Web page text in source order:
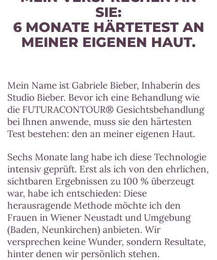
SIE:
6 MONATE HÄRTETEST AN
MEINER EIGENEN HAUT.
Mein Name ist Gabriele Bieber, Inhaberin des
Studio Bieber. Bevor ich eine Behandlung wie
die FUTURACONTOUR® Gesichtsbehandlung
bei Ihnen anwende, muss sie den härtesten
Test bestehen: den an meiner eigenen Haut.
Sechs Monate lang habe ich diese Technologie
intensiv geprüft. Erst als ich von den ehrlichen,
sichtbaren Ergebnissen zu 100 % überzeugt
war, habe ich entschieden: Diese
herausragende Methode möchte ich den
Frauen in Wiener Neustadt und Umgebung
(Baden, Neunkirchen) anbieten. Wir
versprechen keine Wunder, sondern Resultate,
hinter denen wir persönlich stehen.